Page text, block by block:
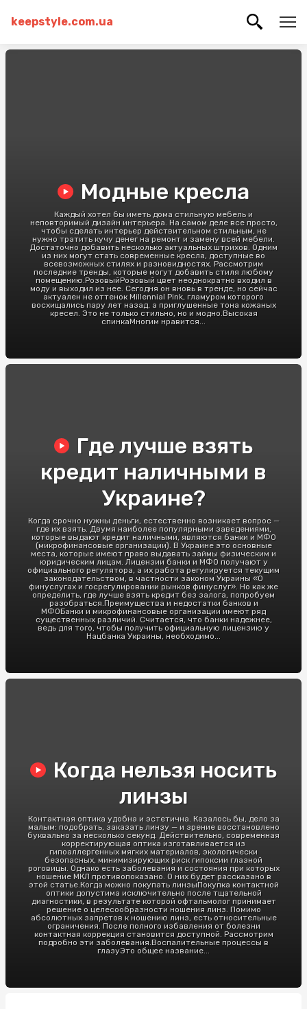
keepstyle.com.ua
Модные кресла
Каждый хотел бы иметь дома стильную мебель и
неповторимый дизайн интерьера. На самом деле все просто,
чтобы сделать интерьер действительном стильным, не
нужно тратить кучу денег на ремонт и замену всей мебели.
Достаточно добавить несколько актуальных штрихов. Одним
из них могут стать современные кресла, доступные во
всевозможных стилях и разновидностях. Рассмотрим
последние тренды, которые могут добавить стиля любому
помещению.РозовыйРозовый цвет неоднократно входил в
моду и выходил из нее. Сегодня он вновь в тренде, но сейчас
актуален не оттенок Millennial Pink, гламуром которого
восхищались пару лет назад, а приглушенные тона кожаных
кресел. Это не только стильно, но и модно.Высокая
спинкаМногим нравится...
Где лучше взять
кредит наличными в
Украине?
Когда срочно нужны деньги, естественно возникает вопрос —
где их взять. Двумя наиболее популярными заведениями,
которые выдают кредит наличными, являются банки и МФО
(микрофинансовые организации). В Украине это основные
места, которые имеют право выдавать займы физическим и
юридическим лицам. Лицензии банки и МФО получают у
официального регулятора, а их работа регулируется текущим
законодательством, в частности законом Украины «О
финуслугах и госрегулировании рынков финуслуг». Но как же
определить, где лучше взять кредит без залога, попробуем
разобраться.Преимущества и недостатки банков и
МФОБанки и микрофинансовые организации имеют ряд
существенных различий. Считается, что банки надежнее,
ведь для того, чтобы получить официальную лицензию у
Нацбанка Украины, необходимо...
Когда нельзя носить
линзы
Контактная оптика удобна и эстетична. Казалось бы, дело за
малым: подобрать, заказать линзу — и зрение восстановлено
буквально за несколько секунд. Действительно, современная
корректирующая оптика изготавливается из
гипоаллергенных мягких материалов, экологически
безопасных, минимизирующих риск гипоксии глазной
роговицы. Однако есть заболевания и состояния при которых
ношение МКЛ противопоказано. О них будет рассказано в
этой статье.Когда можно покупать линзыПокупка контактной
оптики допустима исключительно после тщательной
диагностики, в результате которой офтальмолог принимает
решение о целесообразности ношения линз. Помимо
абсолютных запретов к ношению линз, есть относительные
ограничения. После полного избавления от болезни
контактная коррекция становится доступной. Рассмотрим
подробно эти заболевания.Воспалительные процессы в
глазуЭто общее название...